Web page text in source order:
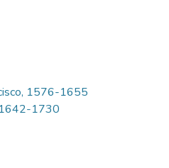
1576-1655
1642-1730